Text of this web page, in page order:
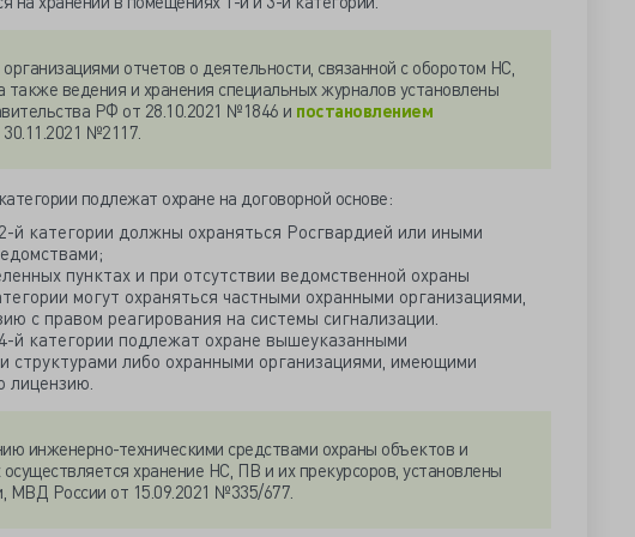
отчетов о деятельности, связанной с оборотом НС,
также ведения и хранения специальных журналов установлены
РФ от 28.10.2021 №1846 и постановлением
№2117.
подлежат охране на договорной основе:
й категории должны охраняться Росгвардией или иными
пунктах и при отсутствии ведомственной охраны
могут охраняться частными охранными организациями,
с правом реагирования на системы сигнализации.
й категории подлежат охране вышеуказанными
структурами либо охранными организациями, имеющими
лицензию.
инженерно-техническими средствами охраны объектов и
хранение НС, ПВ и их прекурсоров, установлены
МВД России от 15.09.2021 №335/677.